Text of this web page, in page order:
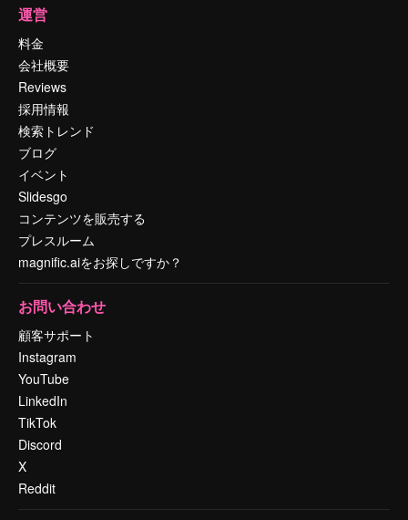
運営
料金
会社概要
Reviews
採用情報
検索トレンド
ブログ
イベント
Slidesgo
コンテンツを販売する
プレスルーム
magnific.aiをお探しですか？
お問い合わせ
顧客サポート
Instagram
YouTube
LinkedIn
TikTok
Discord
X
Reddit